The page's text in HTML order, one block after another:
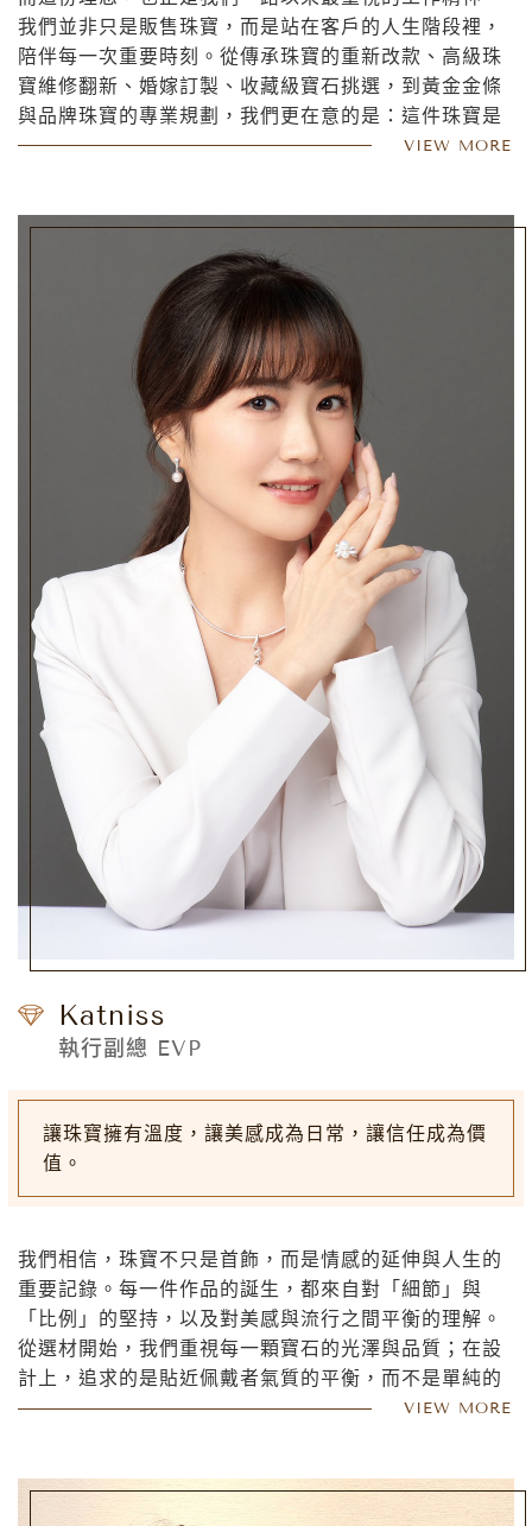
VIEW MORE
我們並非只是販售珠寶，而是站在客戶的人生階段裡，
陪伴每一次重要時刻。從傳承珠寶的重新改款、高級珠
寶維修翻新、婚嫁訂製、收藏級寶石挑選，到黃金金條
與品牌珠寶的專業規劃，我們更在意的是：這件珠寶是
否真正適合配戴者未來長久的生活與身份。
Katniss
執行副總 EVP
讓珠寶擁有溫度，讓美感成為日常，讓信任成為價
值。
VIEW MORE
我們相信，珠寶不只是首飾，而是情感的延伸與人生的
重要記錄。每一件作品的誕生，都來自對「細節」與
「比例」的堅持，以及對美感與流行之間平衡的理解。
從選材開始，我們重視每一顆寶石的光澤與品質；在設
計上，追求的是貼近佩戴者氣質的平衡，而不是單純的
華麗堆疊。讓珠寶不只是被欣賞，更能被日常佩戴、被
回應。